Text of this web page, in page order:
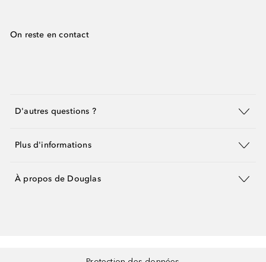
On reste en contact
D'autres questions ?
Plus d'informations
À propos de Douglas